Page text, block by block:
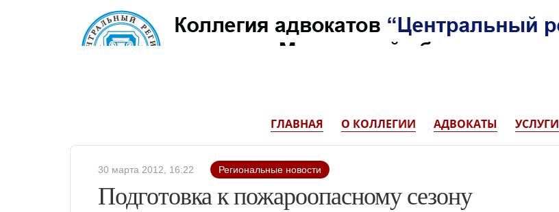
ГЛАВНАЯ О КОЛЛЕГИИ АДВОКАТЫ УСЛУГИ
30 марта 2012, 16:22 Региональные новости
Подготовка к пожароопасному сезону